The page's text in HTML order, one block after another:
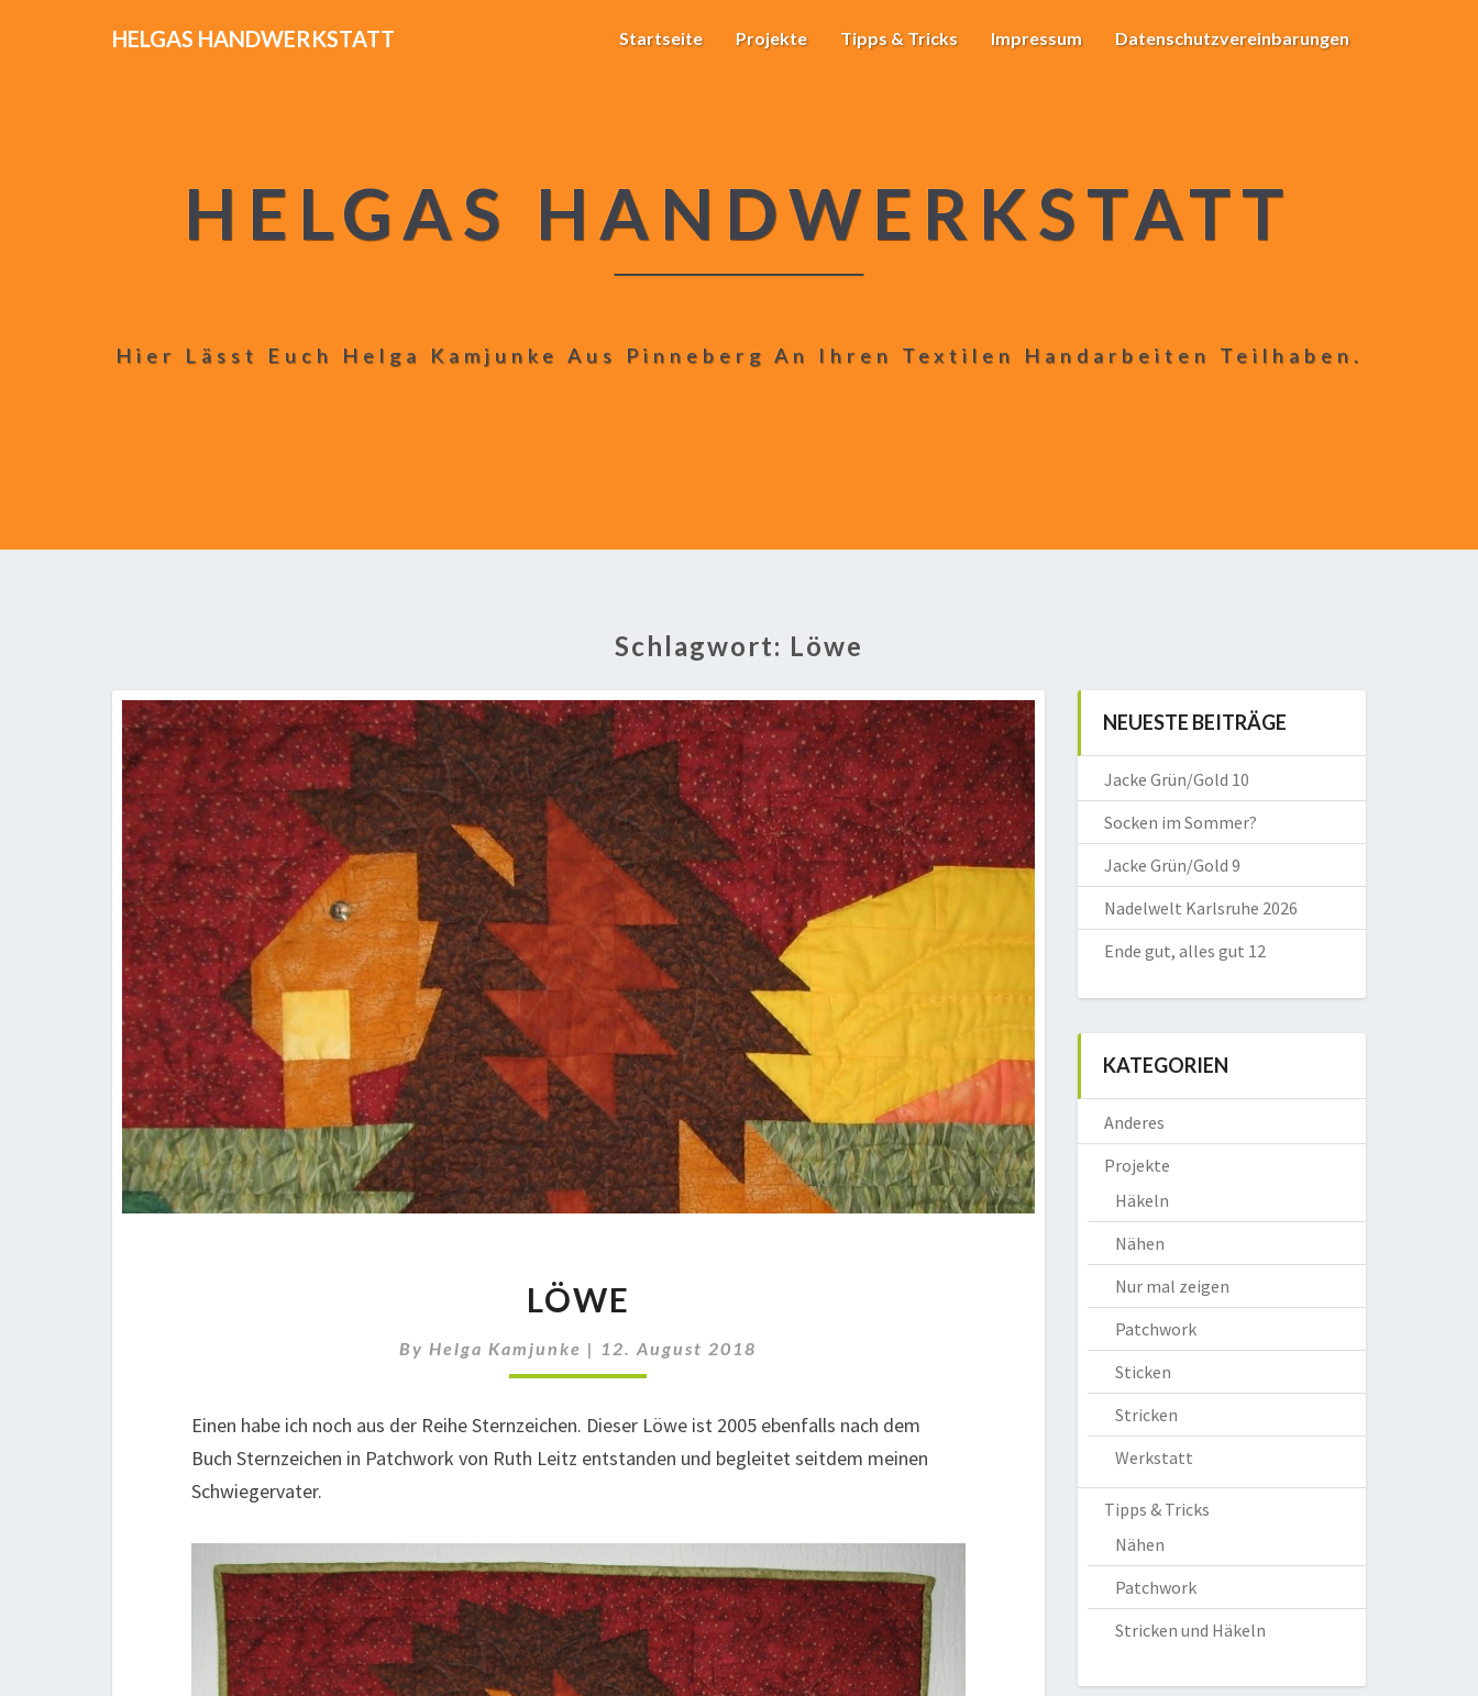
HELGAS HANDWERKSTATT Startseite Projekte Tipps & Tricks Impressum Datenschutzvereinbarungen
HELGAS HANDWERKSTATT
Hier Lässt Euch Helga Kamjunke Aus Pinneberg An Ihren Textilen Handarbeiten Teilhaben.
Schlagwort: Löwe
LÖWE
By Helga Kamjunke | 12. August 2018
Einen habe ich noch aus der Reihe Sternzeichen. Dieser Löwe ist 2005 ebenfalls nach dem
Buch Sternzeichen in Patchwork von Ruth Leitz entstanden und begleitet seitdem meinen
Schwiegervater.
NEUESTE BEITRÄGE
Jacke Grün/Gold 10
Socken im Sommer?
Jacke Grün/Gold 9
Nadelwelt Karlsruhe 2026
Ende gut, alles gut 12
KATEGORIEN
Anderes
Projekte
Häkeln
Nähen
Nur mal zeigen
Patchwork
Sticken
Stricken
Werkstatt
Tipps & Tricks
Nähen
Patchwork
Stricken und Häkeln